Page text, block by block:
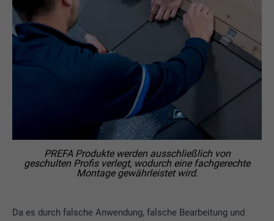
Da es durch falsche Anwendung, falsche Bearbeitung und
PREFA Produkte werden ausschließlich von
geschulten Profis verlegt, wodurch eine fachgerechte
Montage gewährleistet wird.